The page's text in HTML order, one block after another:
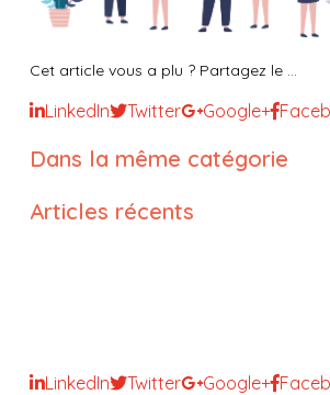
Cet article vous a plu ? Partagez le ...
LinkedIn Twitter Google+
Dans la même catégorie
Articles récents
LinkedIn Twitter Google+